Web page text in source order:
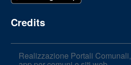
Credits
Realizzazione Portali Comunali,